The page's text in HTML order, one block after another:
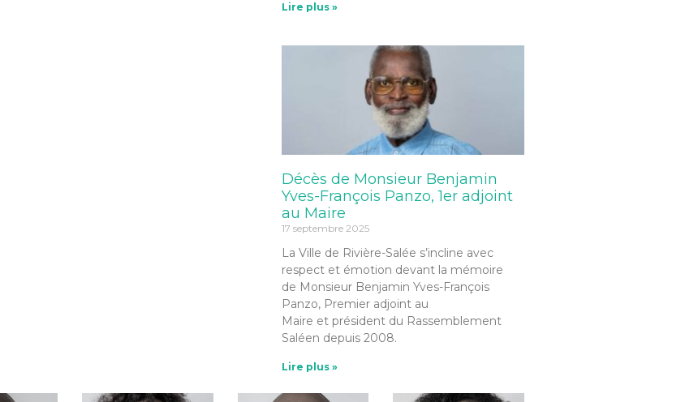
Lire plus »
Décès de Monsieur Benjamin
Yves-François Panzo, 1er adjoint
au Maire
17 septembre 2025
La Ville de Rivière-Salée s’incline avec
respect et émotion devant la mémoire
de Monsieur Benjamin Yves-François
Panzo, Premier adjoint au
Maire et président du Rassemblement
Saléen depuis 2008.
Lire plus »